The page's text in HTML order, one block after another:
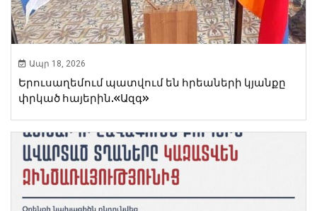
Ապր 18, 2026
Երուսաղեմում պատվում են հրեաների կյանքը
փրկած հայերին.«Ազգ»